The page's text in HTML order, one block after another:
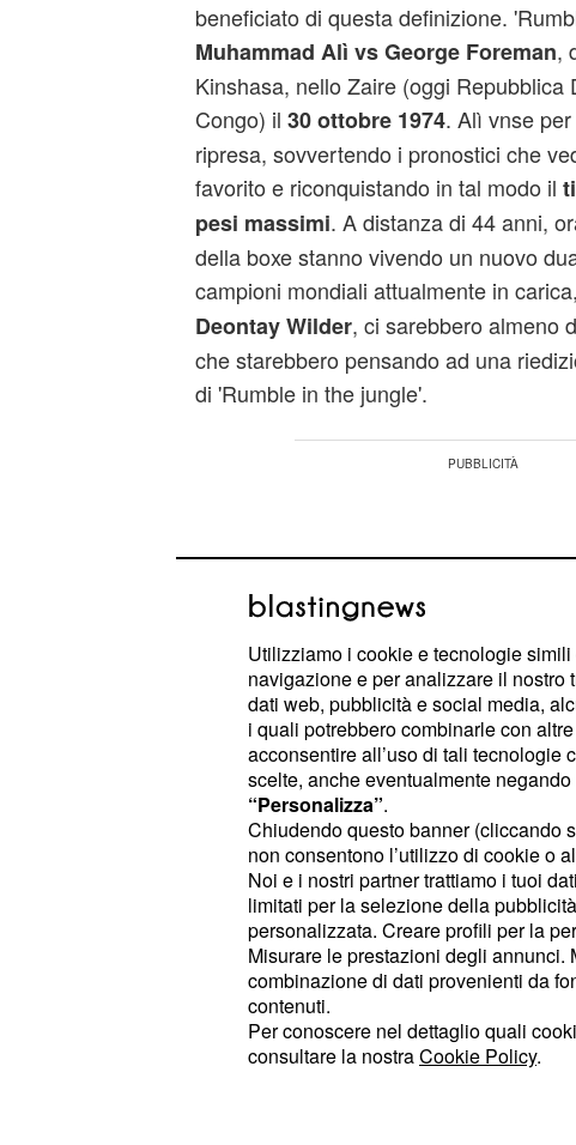
beneficiato di questa definizione.
Muhammad Alì vs George Foreman,
Kinshasa, nello Zaire (oggi Repubblica
Congo) il 30 ottobre 1974. Alì vnse
ripresa, sovvertendo i pronostici che
favorito e riconquistando in tal modo il
pesi massimi. A distanza di 44 anni,
della boxe stanno vivendo un nuovo
campioni mondiali attualmente in carica,
Deontay Wilder, ci sarebbero almeno
che starebbero pensando ad una
di 'Rumble in the jungle'.
I governi diNigeriaeGhana, infatti, si
per organizzare un match di boxe che,
avrebbe un clamore mediatco
all'unificazione del titolo dei pesi
L'iniziativa che piace
L'indiscrezione è stata battuta pochi
Utilizziamo i cookie e tecnologie
navigazione e per analizzare il
dati web, pubblicità e social media,
i quali potrebbero combinarle con
acconsentire all’uso di tali tecnologie
scelte, anche eventualmente
“Personalizza”.
Chiudendo questo banner (cliccando
non consentono l’utilizzo di cookie o
Noi e i nostri partner trattiamo i tuoi
limitati per la selezione della
personalizzata. Creare profili per la
Misurare le prestazioni degli
combinazione di dati provenienti da
contenuti.
Per conoscere nel dettaglio quali
consultare la nostraCookie Policy.